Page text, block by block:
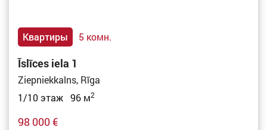
Квартиры 5 комн.
Īslīces iela 1
Ziepniekkalns, Rīga
1/10 этаж 96 м2
98 000 €